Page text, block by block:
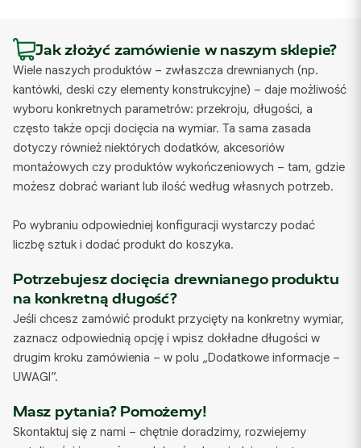
Jak złożyć zamówienie w naszym sklepie?
Wiele naszych produktów – zwłaszcza drewnianych (np.
kantówki, deski czy elementy konstrukcyjne) – daje możliwość
wyboru konkretnych parametrów: przekroju, długości, a
często także opcji docięcia na wymiar. Ta sama zasada
dotyczy również niektórych dodatków, akcesoriów
montażowych czy produktów wykończeniowych – tam, gdzie
możesz dobrać wariant lub ilość według własnych potrzeb.
Po wybraniu odpowiedniej konfiguracji wystarczy podać
liczbę sztuk i dodać produkt do koszyka.
Potrzebujesz docięcia drewnianego produktu
na konkretną długość?
Jeśli chcesz zamówić produkt przycięty na konkretny wymiar,
zaznacz odpowiednią opcję i wpisz dokładne długości w
drugim kroku zamówienia – w polu „Dodatkowe informacje –
UWAGI”.
Masz pytania? Pomożemy!
Skontaktuj się z nami – chętnie doradzimy, rozwiejemy